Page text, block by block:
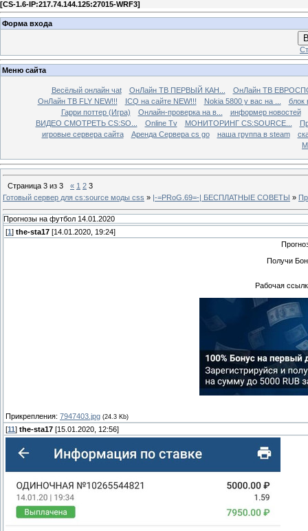
[CS-1.6-IP:217.74.144.125:27015-WRF3]
Форма входа
Меню сайта
Весёлый онлайн чаt ОнЛайн ТВ ПЕРВЫЙ КАН...
ОнЛайн ТВ
ОнЛайн ТВ FLY NEW!!!
ICQ на сайте NEW!!! Nokia 5800 у вас на ...
блок
Гарри поттер (Игра)
Онлайн-проверка на в...
информер новостей
ВИДЕО СМОТРЕТЬ CS:SO...
Online Tv МОНИТОРИНГ CS:SOURCE...
игровые сервера сайта
Аренда Сервера cs go наша группа в steam
Страница 3 из 3 « 1 2 3
Готовый сервер для cs:source моды css » |-=PRoG.69=-| БЕСПЛАТНЫЕ СОВЕТЫ »
Прогнозы на футбол 14.01.2020
[1 ] the-sta17 [14.01.2020, 19:24]
Получи
Рабочая
Прикрепления: 7947403.jpg (24.3 Kb)
[11 ] the-sta17 [15.01.2020, 12:56]